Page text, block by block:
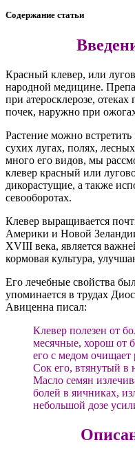
Содержание статьи
Красный клевер, или
народной медицине.
при атеросклерозе,
почек, наружно при
Растение можно встретить
сухих лугах, полях,
много его видов, мы
клевер красный или
дикорастущие, а также
севооборотах.
Клевер выращивается
Америки и Новой
XVIII века, является
кормовая культура,
Его лечебные свойства
упоминается в трудах
Авиценна писал:
Клевер полезен от
месячные, хорош от
его с медом очищает
Сок его, втянутый в
Масло семян
болей в яичниках,
небольшой дозе